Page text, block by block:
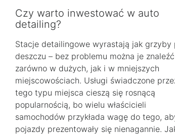
Czy warto inwestować w auto
detailing?
Stacje detailingowe wyrastają jak grzyby
deszczu – bez problemu można je znaleźć
zarówno w dużych, jak i w mniejszych
miejscowościach. Usługi świadczone
tego typu miejsca cieszą się rosnącą
popularnością, bo wielu właścicieli
samochodów przykłada wagę do tego,
pojazdy prezentowały się nienagannie.